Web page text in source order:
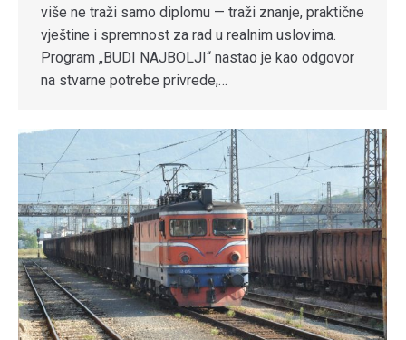
više ne traži samo diplomu — traži znanje, praktične
vještine i spremnost za rad u realnim uslovima.
Program „BUDI NAJBOLJI“ nastao je kao odgovor
na stvarne potrebe privrede,…